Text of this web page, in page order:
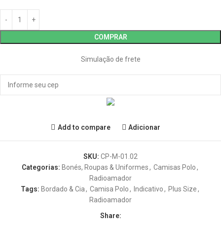
COMPRAR
Simulação de frete
Add to compare Adicionar
SKU: CP-M-01.02
Categorias: Bonés, Roupas & Uniformes, Camisas Polo,
Radioamador
Tags: Bordado & Cia, Camisa Polo, Indicativo, Plus Size,
Radioamador
Share: